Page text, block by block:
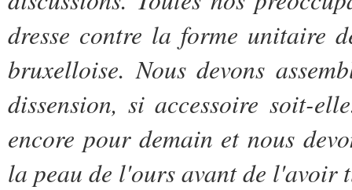
dresse contre la forme unitaire
bruxelloise. Nous devons
dissension, si accessoire soit-
encore pour demain et nous
la peau de l'ours avant de l'avoir